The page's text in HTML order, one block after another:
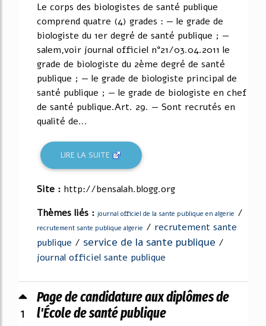
Le corps des biologistes de santé publique
comprend quatre (4) grades : — le grade de
biologiste du 1er degré de santé publique ; —
salem,voir journal officiel n°21/03.04.2011 le
grade de biologiste du 2ème degré de santé
publique ; — le grade de biologiste principal de
santé publique ; — le grade de biologiste en chef
de santé publique.Art. 29. — Sont recrutés en
qualité de...
LIRE LA SUITE
Site : http://bensalah.blogg.org
Thèmes liés : journal officiel de la sante publique en algerie /
recrutement sante publique algerie / recrutement sante
publique / service de la sante publique /
journal officiel sante publique
1
Page de candidature aux diplômes de
l'École de santé publique